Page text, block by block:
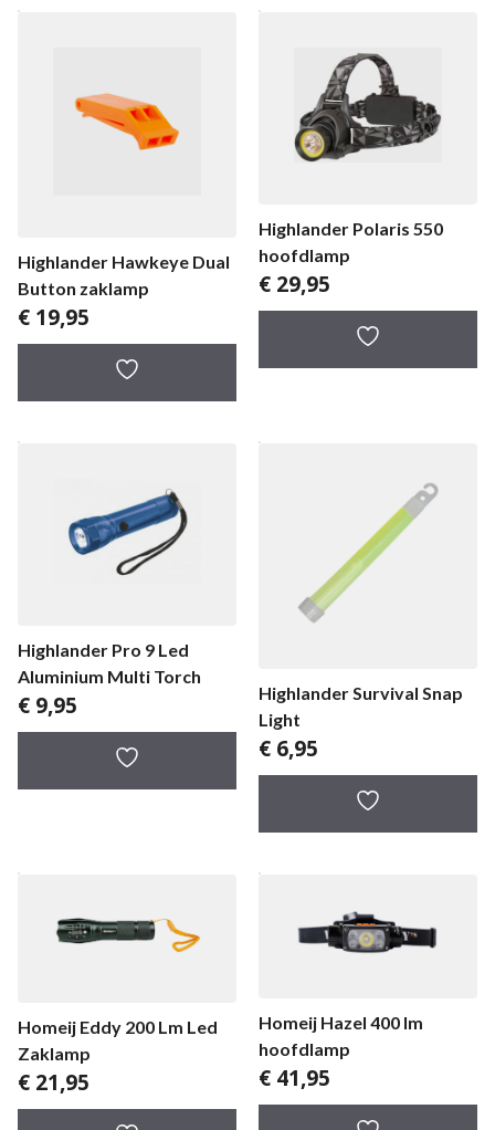
Highlander Hawkeye Dual
Button zaklamp
€ 19,95
Highlander Polaris 550
hoofdlamp
€ 29,95
Highlander Pro 9 Led
Aluminium Multi Torch
€ 9,95
Highlander Survival Snap
Light
€ 6,95
Homeij Eddy 200 Lm Led
Zaklamp
€ 21,95
Homeij Hazel 400 lm
hoofdlamp
€ 41,95